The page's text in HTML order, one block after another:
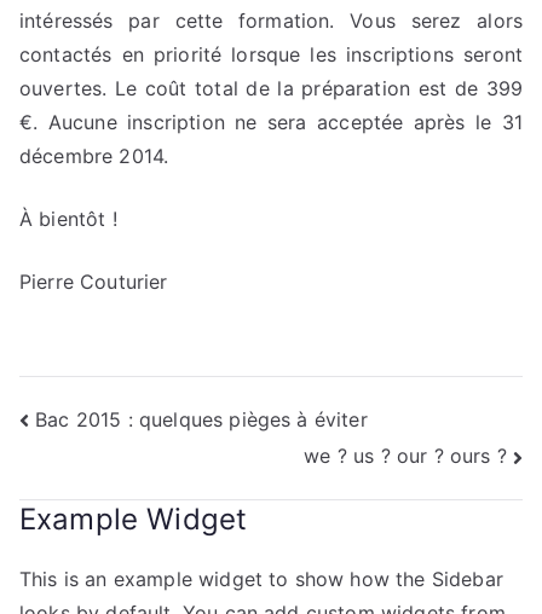
intéressés par cette formation. Vous serez alors
contactés en priorité lorsque les inscriptions seront
ouvertes. Le coût total de la préparation est de 399
€. Aucune inscription ne sera acceptée après le 31
décembre 2014.
À bientôt !
Pierre Couturier
Navigation
l’article
Bac 2015 : quelques pièges à éviter
we ? us ? our ? ours ?
Example Widget
This is an example widget to show how the Sidebar